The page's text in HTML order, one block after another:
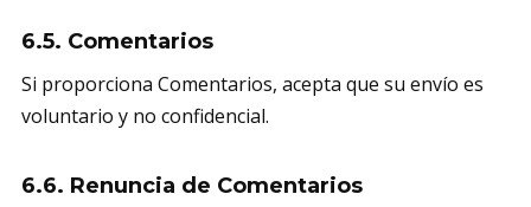
6.5. Comentarios
Si proporciona Comentarios, acepta que su envío es
voluntario y no confidencial.
6.6. Renuncia de Comentarios